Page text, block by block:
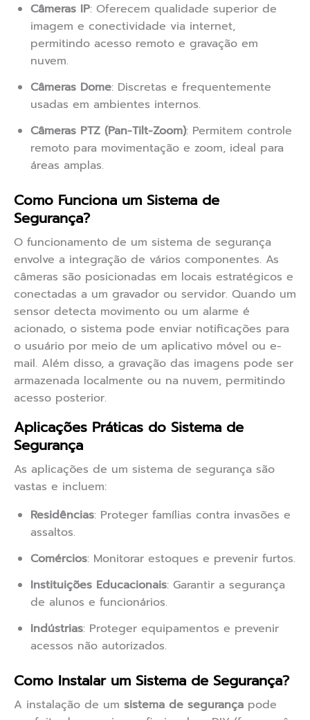
Câmeras IP: Oferecem qualidade superior de
imagem e conectividade via internet,
permitindo acesso remoto e gravação em
nuvem.
Câmeras Dome: Discretas e frequentemente
usadas em ambientes internos.
Câmeras PTZ (Pan-Tilt-Zoom): Permitem controle
remoto para movimentação e zoom, ideal para
áreas amplas.
Como Funciona um Sistema de
Segurança?
O funcionamento de um sistema de segurança
envolve a integração de vários componentes. As
câmeras são posicionadas em locais estratégicos e
conectadas a um gravador ou servidor. Quando um
sensor detecta movimento ou um alarme é
acionado, o sistema pode enviar notificações para
o usuário por meio de um aplicativo móvel ou e-
mail. Além disso, a gravação das imagens pode ser
armazenada localmente ou na nuvem, permitindo
acesso posterior.
Aplicações Práticas do Sistema de
Segurança
As aplicações de um sistema de segurança são
vastas e incluem:
Residências: Proteger famílias contra invasões e
assaltos.
Comércios: Monitorar estoques e prevenir furtos.
Instituições Educacionais: Garantir a segurança
de alunos e funcionários.
Indústrias: Proteger equipamentos e prevenir
acessos não autorizados.
Como Instalar um Sistema de Segurança?
A instalação de um sistema de segurança pode